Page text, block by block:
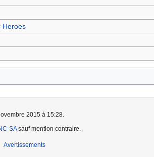
Heroes
2015 à 15:28.
SAsauf mention contraire.
Avertissements